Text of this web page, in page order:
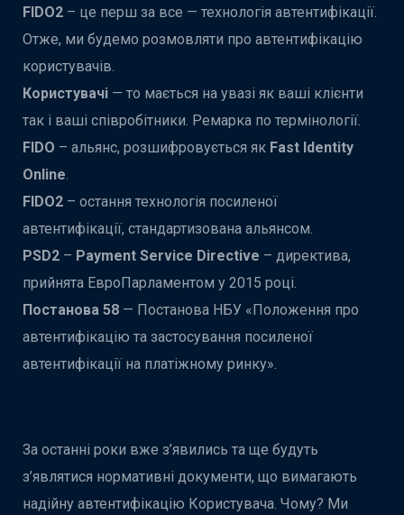
FIDO2 – це перш за все — технологія автентифікації.
Отже, ми будемо розмовляти про автентифікацію
користувачів.
Користувачі — то мається на увазі як ваші клієнти
так і ваші співробітники. Ремарка по термінології.
FIDO – альянс, розшифровується як Fast Identity
Online.
FIDO2 – остання технологія посиленої
автентифікації, стандартизована альянсом.
PSD2 – Payment Service Directive – директива,
прийнята ЕвроПарламентом у 2015 році.
Постанова 58 — Постанова НБУ «Положення про
автентифікацію та застосування посиленої
автентифікації на платіжному ринку».
За останні роки вже з’явились та ще будуть
з’являтися нормативні документи, що вимагають
надійну автентифікацію Користувача. Чому? Ми